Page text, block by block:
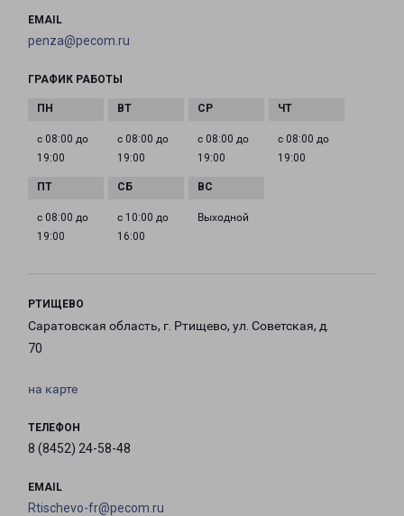
EMAIL
penza@pecom.ru
ГРАФИК РАБОТЫ
с 08:00 до
19:00
с 08:00 до
19:00
с 08:00 до
19:00
с 08:00 до
19:00
с 08:00 до
19:00
с 10:00 до
16:00
Выходной
РТИЩЕВО
Саратовская область, г. Ртищево, ул. Советская, д.
70
на карте
ТЕЛЕФОН
8 (8452) 24-58-48
EMAIL
Rtischevo-fr@pecom.ru